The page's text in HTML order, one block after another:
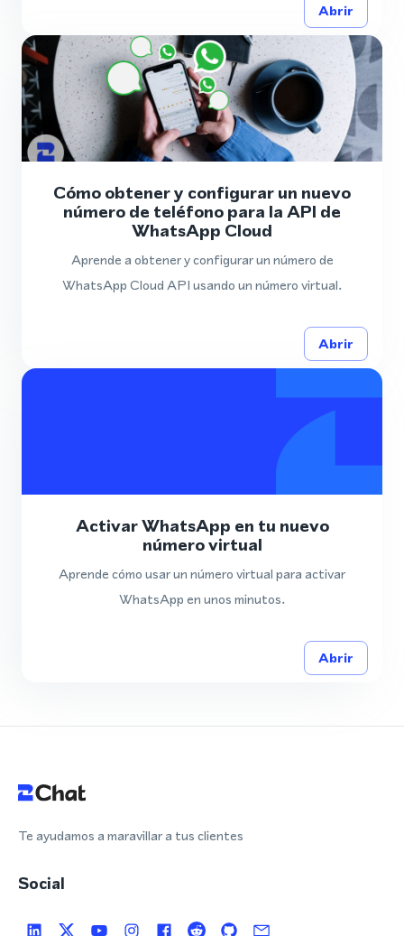
Abrir
Cómo obtener y configurar un nuevo
número de teléfono para la API de
WhatsApp Cloud
Aprende a obtener y configurar un número de
WhatsApp Cloud API usando un número virtual.
Abrir
Activar WhatsApp en tu nuevo
número virtual
Aprende cómo usar un número virtual para activar
WhatsApp en unos minutos.
Abrir
Te ayudamos a maravillar a tus clientes
Social